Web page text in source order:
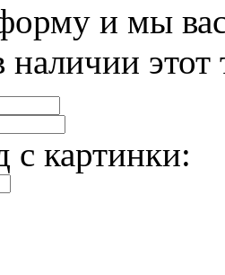
и мы
наличии этот
с картинки: